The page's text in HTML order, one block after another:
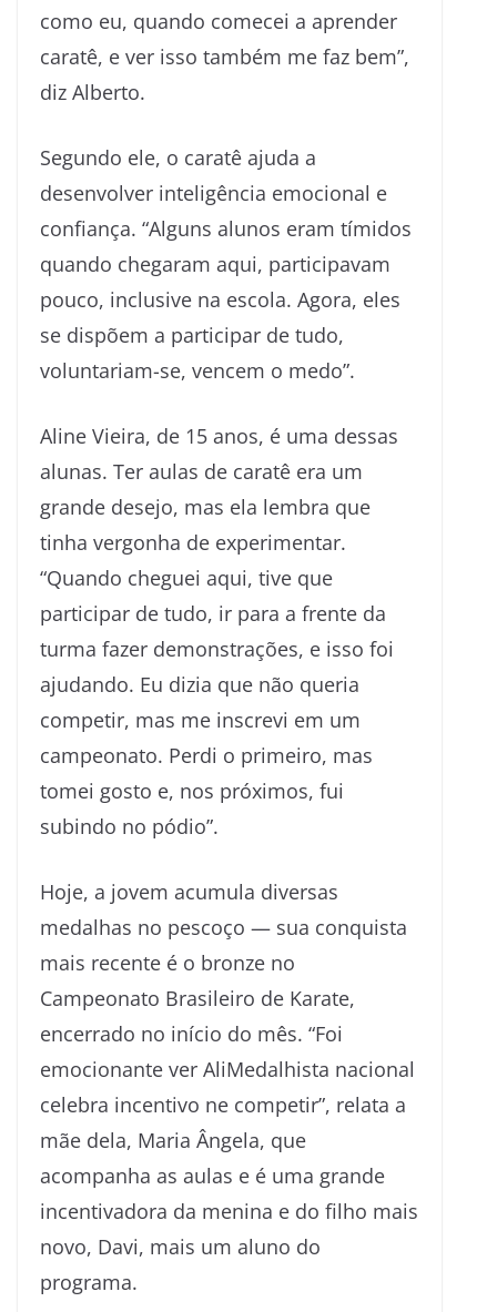
como eu, quando comecei a aprender
caratê, e ver isso também me faz bem”,
diz Alberto.
Segundo ele, o caratê ajuda a
desenvolver inteligência emocional e
confiança. “Alguns alunos eram tímidos
quando chegaram aqui, participavam
pouco, inclusive na escola. Agora, eles
se dispõem a participar de tudo,
voluntariam-se, vencem o medo”.
Aline Vieira, de 15 anos, é uma dessas
alunas. Ter aulas de caratê era um
grande desejo, mas ela lembra que
tinha vergonha de experimentar.
“Quando cheguei aqui, tive que
participar de tudo, ir para a frente da
turma fazer demonstrações, e isso foi
ajudando. Eu dizia que não queria
competir, mas me inscrevi em um
campeonato. Perdi o primeiro, mas
tomei gosto e, nos próximos, fui
subindo no pódio”.
Hoje, a jovem acumula diversas
medalhas no pescoço — sua conquista
mais recente é o bronze no
Campeonato Brasileiro de Karate,
encerrado no início do mês. “Foi
emocionante ver AliMedalhista nacional
celebra incentivo ne competir”, relata a
mãe dela, Maria Ângela, que
acompanha as aulas e é uma grande
incentivadora da menina e do filho mais
novo, Davi, mais um aluno do
programa.